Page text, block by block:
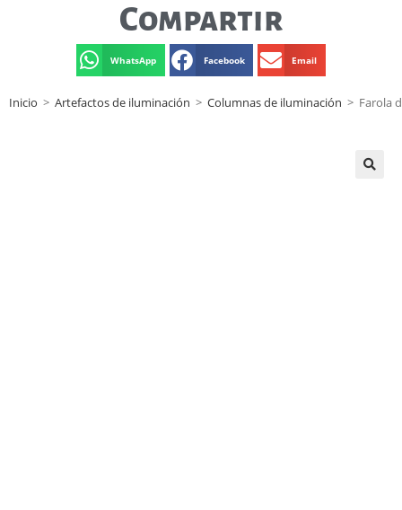
Compartir
WhatsApp Facebook Email
Inicio > Artefactos de iluminación > Columnas de iluminación > Farola